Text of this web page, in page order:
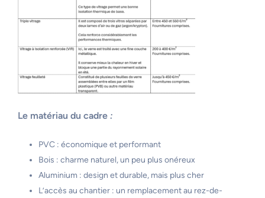
Le matériau du cadre :
PVC : économique et performant
Bois : charme naturel, un peu plus onéreux
Aluminium : design et durable, mais plus cher
L’accès au chantier : un remplacement au rez-de-